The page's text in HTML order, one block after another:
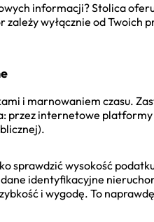
informacji? Stolica
wyłącznie od Twoich
i marnowaniem czasu.
przez internetowe
sprawdzić wysokość
identyfikacyjne
i wygodę. To